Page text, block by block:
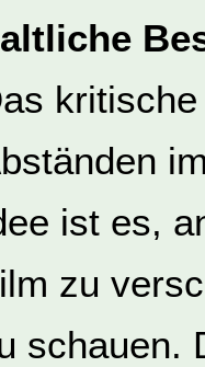
ist es,
zu
schauen.